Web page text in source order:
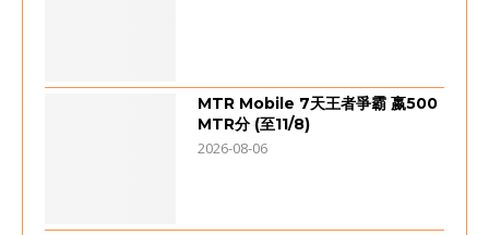
MTR Mobile 7天王者爭霸 嬴500
MTR分 (至11/8)
2026-08-06